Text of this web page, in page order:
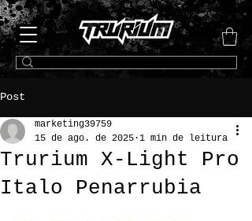
Post
Trurium X-Light Pro
Italo Penarrubia
marketing39759
15 de ago. de 2025 1 min de leitura